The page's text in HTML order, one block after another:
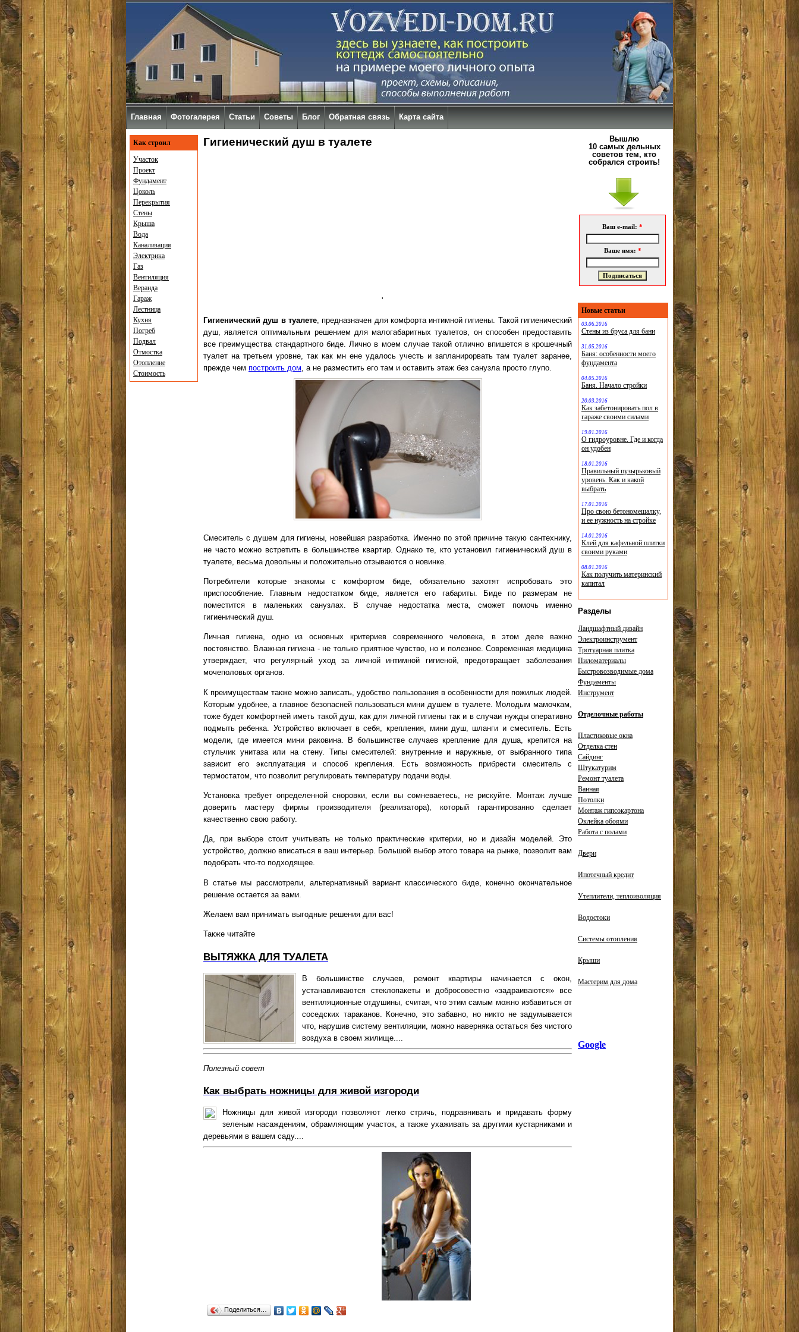
Гигиенический душ в туалете
'
Гигиенический душ в туалете, предназначен для комфорта интимной гигиены. Такой гигиенический
душ, является оптимальным решением для малогабаритных туалетов, он способен предоставить
все преимущества стандартного биде. Лично в моем случае такой отлично впишется в крошечный
туалет на третьем уровне, так как мн ене удалось учесть и запланирорвать там туалет заранее,
прежде чем построить дом, а не разместить его там и оставить этаж без санузла просто глупо.
Смеситель с душем для гигиены, новейшая разработка. Именно по этой причине такую сантехнику,
не часто можно встретить в большинстве квартир. Однако те, кто установил гигиенический душ в
туалете, весьма довольны и положительно отзываются о новинке.
Потребители которые знакомы с комфортом биде, обязательно захотят испробовать это
приспособление. Главным недостатком биде, является его габариты. Биде по размерам не
поместится в маленьких санузлах. В случае недостатка места, сможет помочь именно
гигиенический душ.
Личная гигиена, одно из основных критериев современного человека, в этом деле важно
постоянство. Влажная гигиена - не только приятное чувство, но и полезное. Современная медицина
утверждает, что регулярный уход за личной интимной гигиеной, предотвращает заболевания
мочеполовых органов.
К преимуществам также можно записать, удобство пользования в особенности для пожилых людей.
Которым удобнее, а главное безопасней пользоваться мини душем в туалете. Молодым мамочкам,
тоже будет комфортней иметь такой душ, как для личной гигиены так и в случаи нужды оперативно
подмыть ребенка. Устройство включает в себя, крепления, мини душ, шланги и смеситель. Есть
модели, где имеется мини раковина. В большинстве случаев крепление для душа, крепится на
стульчик унитаза или на стену. Типы смесителей: внутренние и наружные, от выбранного типа
зависит его эксплуатация и способ крепления. Есть возможность прибрести смеситель с
термостатом, что позволит регулировать температуру подачи воды.
Установка требует определенной сноровки, если вы сомневаетесь, не рискуйте. Монтаж лучше
доверить мастеру фирмы производителя (реализатора), который гарантированно сделает
качественно свою работу.
Да, при выборе стоит учитывать не только практические критерии, но и дизайн моделей. Это
устройство, должно вписаться в ваш интерьер. Большой выбор этого товара на рынке, позволит вам
подобрать что-то подходящее.
В статье мы рассмотрели, альтернативный вариант классического биде, конечно окончательное
решение остается за вами.
Желаем вам принимать выгодные решения для вас!
Также читайте
ВЫТЯЖКА ДЛЯ ТУАЛЕТА
В большинстве случаев, ремонт квартиры начинается с окон,
устанавливаются стеклопакеты и добросовестно «задраиваются» все
вентиляционные отдушины, считая, что этим самым можно избавиться от
соседских тараканов. Конечно, это забавно, но никто не задумывается
что, нарушив систему вентиляции, можно наверняка остаться без чистого
воздуха в своем жилище....
Полезный совет
Как выбрать ножницы для живой изгороди
Ножницы для живой изгороди позволяют легко стричь, подравнивать и придавать форму
зеленым насаждениям, обрамляющим участок, а также ухаживать за другими кустарниками и
деревьями в вашем саду....
Поделиться…
Как строил
Участок
Проект
Фундамент
Цоколь
Перекрытия
Стены
Крыша
Вода
Канализация
Электрика
Газ
Вентиляция
Веранда
Гараж
Лестница
Кухня
Погреб
Подвал
Отмостка
Отопление
Стоимость
Вышлю
10 самых дельных
советов тем, кто
собрался строить!
Ваш e-mail: *
Ваше имя: *
Новые статьи
03.06.2016
Стены из бруса для бани
31.05.2016
Баня: особенности моего
фундамента
04.05.2016
Баня. Начало стройки
20.03.2016
Как забетонировать пол в
гараже своими силами
19.01.2016
О гидроуровне. Где и когда
он удобен
18.01.2016
Правильный пузырьковый
уровень. Как и какой
выбрать
17.01.2016
Про свою бетономешалку,
и ее нужность на стройке
14.01.2016
Клей для кафельной плитки
своими руками
08.01.2016
Как получить материнский
капитал
Разделы
Ландшафтный дизайн
Электроинструмент
Тротуарная плитка
Пиломатериалы
Быстровозводимые дома
Фундаменты
Инструмент
Отделочные работы
Пластиковые окна
Отделка стен
Сайдинг
Штукатурим
Ремонт туалета
Ванная
Потолки
Монтаж гипсокартона
Оклейка обоями
Работа с полами
Двери
Ипотечный кредит
Утеплители, теплоизоляция
Водостоки
Системы отопления
Крыши
Мастерим для дома
Google
Главная Фотогалерея Статьи Советы Блог Обратная связь Карта сайта